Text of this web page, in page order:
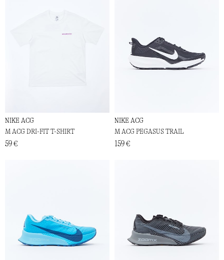
NIKE ACG
M ACG DRI-FIT T-SHIRT
59 €
NIKE ACG
M ACG PEGASUS TRAIL
159 €